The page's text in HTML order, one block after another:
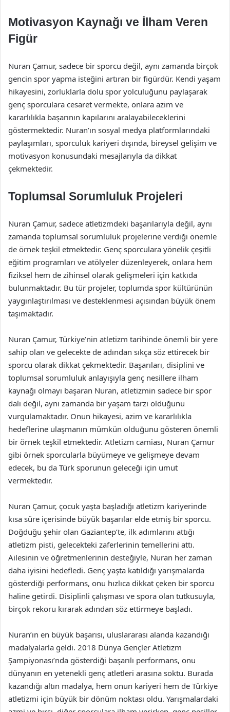
Motivasyon Kaynağı ve İlham Veren
Figür
Nuran Çamur, sadece bir sporcu değil, aynı zamanda birçok
gencin spor yapma isteğini artıran bir figürdür. Kendi yaşam
hikayesini, zorluklarla dolu spor yolculuğunu paylaşarak
genç sporculara cesaret vermekte, onlara azim ve
kararlılıkla başarının kapılarını aralayabileceklerini
göstermektedir. Nuran’ın sosyal medya platformlarındaki
paylaşımları, sporculuk kariyeri dışında, bireysel gelişim ve
motivasyon konusundaki mesajlarıyla da dikkat
çekmektedir.
Toplumsal Sorumluluk Projeleri
Nuran Çamur, sadece atletizmdeki başarılarıyla değil, aynı
zamanda toplumsal sorumluluk projelerine verdiği önemle
de örnek teşkil etmektedir. Genç sporculara yönelik çeşitli
eğitim programları ve atölyeler düzenleyerek, onlara hem
fiziksel hem de zihinsel olarak gelişmeleri için katkıda
bulunmaktadır. Bu tür projeler, toplumda spor kültürünün
yaygınlaştırılması ve desteklenmesi açısından büyük önem
taşımaktadır.
Nuran Çamur, Türkiye’nin atletizm tarihinde önemli bir yere
sahip olan ve gelecekte de adından sıkça söz ettirecek bir
sporcu olarak dikkat çekmektedir. Başarıları, disiplini ve
toplumsal sorumluluk anlayışıyla genç nesillere ilham
kaynağı olmayı başaran Nuran, atletizmin sadece bir spor
dalı değil, aynı zamanda bir yaşam tarzı olduğunu
vurgulamaktadır. Onun hikayesi, azim ve kararlılıkla
hedeflerine ulaşmanın mümkün olduğunu gösteren önemli
bir örnek teşkil etmektedir. Atletizm camiası, Nuran Çamur
gibi örnek sporcularla büyümeye ve gelişmeye devam
edecek, bu da Türk sporunun geleceği için umut
vermektedir.
Nuran Çamur, çocuk yaşta başladığı atletizm kariyerinde
kısa süre içerisinde büyük başarılar elde etmiş bir sporcu.
Doğduğu şehir olan Gaziantep’te, ilk adımlarını attığı
atletizm pisti, gelecekteki zaferlerinin temellerini attı.
Ailesinin ve öğretmenlerinin desteğiyle, Nuran her zaman
daha iyisini hedefledi. Genç yaşta katıldığı yarışmalarda
gösterdiği performans, onu hızlıca dikkat çeken bir sporcu
haline getirdi. Disiplinli çalışması ve spora olan tutkusuyla,
birçok rekoru kırarak adından söz ettirmeye başladı.
Nuran’ın en büyük başarısı, uluslararası alanda kazandığı
madalyalarla geldi. 2018 Dünya Gençler Atletizm
Şampiyonası’nda gösterdiği başarılı performans, onu
dünyanın en yetenekli genç atletleri arasına soktu. Burada
kazandığı altın madalya, hem onun kariyeri hem de Türkiye
atletizmi için büyük bir dönüm noktası oldu. Yarışmalardaki